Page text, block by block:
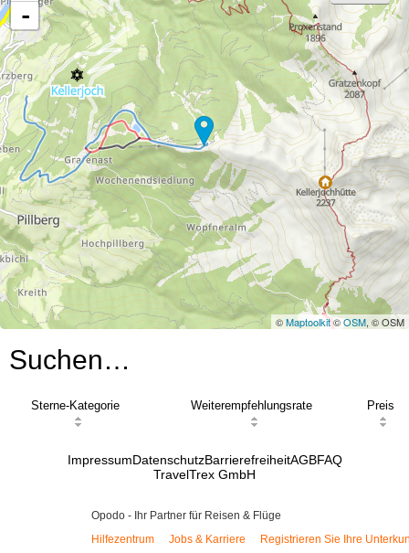
-
©Maptoolkit©OSM, © OSM
Suchen…
Sterne-Kategorie Weiterempfehlungsrate Preis
ImpressumDatenschutzBarrierefreiheitAGBFAQ
TravelTrex GmbH